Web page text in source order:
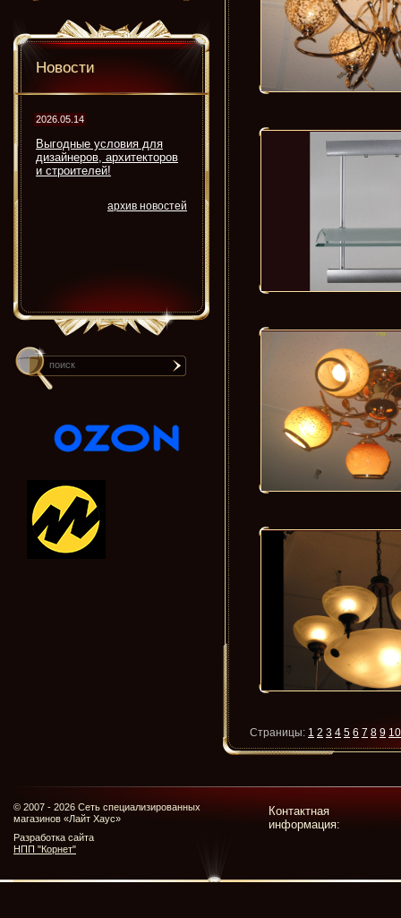
Новости
2026.05.14
Выгодные условия для
дизайнеров, архитекторов
и строителей!
архив новостей
Страницы: 1 2 3 4 5 6 7 8 9 10
© 2007 - 2026 Сеть специализированных
магазинов «Лайт Хаус»
Разработка сайта
НПП "Корнет"
Контактная
информация: